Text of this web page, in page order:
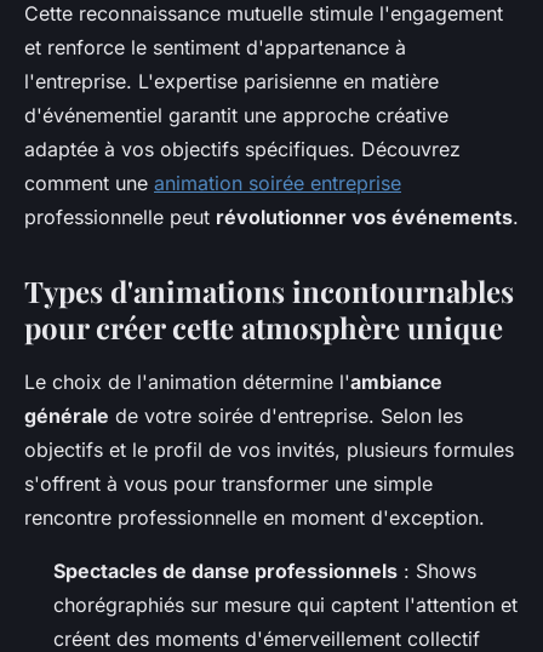
Cette reconnaissance mutuelle stimule l'engagement
et renforce le sentiment d'appartenance à
l'entreprise. L'expertise parisienne en matière
d'événementiel garantit une approche créative
adaptée à vos objectifs spécifiques. Découvrez
comment une animation soirée entreprise
professionnelle peut révolutionner vos événements.
Types d'animations incontournables
pour créer cette atmosphère unique
Le choix de l'animation détermine l'ambiance
générale de votre soirée d'entreprise. Selon les
objectifs et le profil de vos invités, plusieurs formules
s'offrent à vous pour transformer une simple
rencontre professionnelle en moment d'exception.
Spectacles de danse professionnels : Shows
chorégraphiés sur mesure qui captent l'attention et
créent des moments d'émerveillement collectif